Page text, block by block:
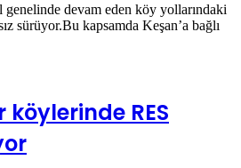
devam eden köy yollarındaki
sürüyor.Bu kapsamda Keşan’a bağlı
RES